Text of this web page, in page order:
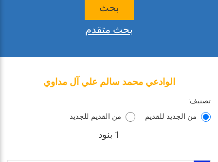
بحث
بحث متقدم
الوادعي محمد سالم علي آل مداوي
تصنيف:
من الجديد للقديم
من القديم للجديد
1 بنود